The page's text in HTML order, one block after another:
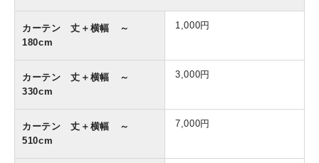
カーテン 丈＋横幅 ～
180cm
1,000円
カーテン 丈＋横幅 ～
330cm
3,000円
カーテン 丈＋横幅 ～
510cm
7,000円